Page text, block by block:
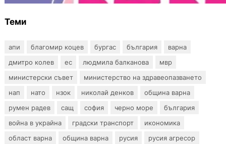
Теми
апи благомир коцев бургас българия
варна
дмитро колев
ес людмила балканова
мвр
министерски съвет
министерство на здравеопазването
нап
нато нзок николай денков
община варна
румен радев
сащ софия черно море
българия
война в украйна
градски транспорт
икономика
област варна
община варна русия
русия агресор